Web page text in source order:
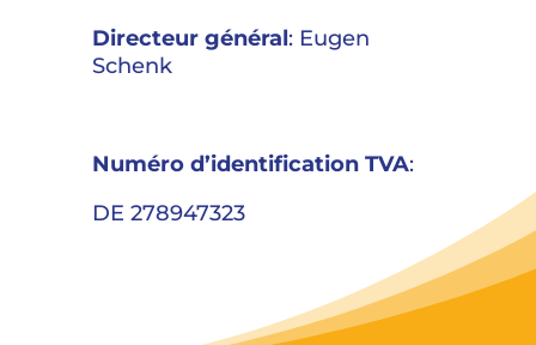
Directeur général: Eugen
Schenk
Numéro d’identification TVA:
DE 278947323